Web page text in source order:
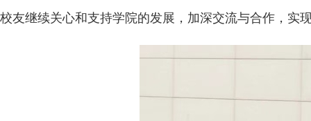
校友继续关心和支持学院的发展，加深交流与合作，实